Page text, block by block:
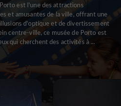
est l'une des attractions
et amusantes de la ville, offrant une
d'optique et de divertissement
centre-ville, ce musée de Porto est
qui cherchent des activités à ...